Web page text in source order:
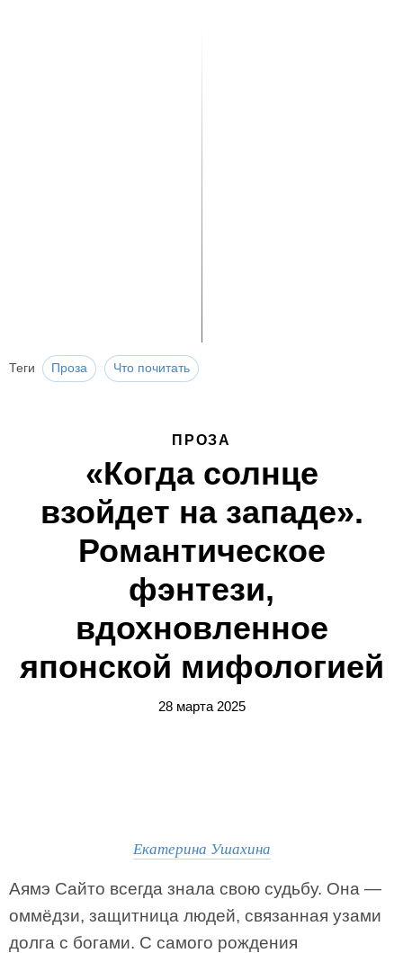
Теги Проза Что почитать
ПРОЗА
«Когда солнце
взойдет на западе».
Романтическое
фэнтези,
вдохновленное
японской мифологией
28 марта 2025
Екатерина Ушахина
Аямэ Сайто всегда знала свою судьбу. Она —
оммёдзи, защитница людей, связанная узами
долга с богами. С самого рождения